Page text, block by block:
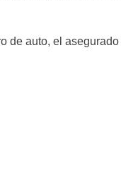
de auto, el